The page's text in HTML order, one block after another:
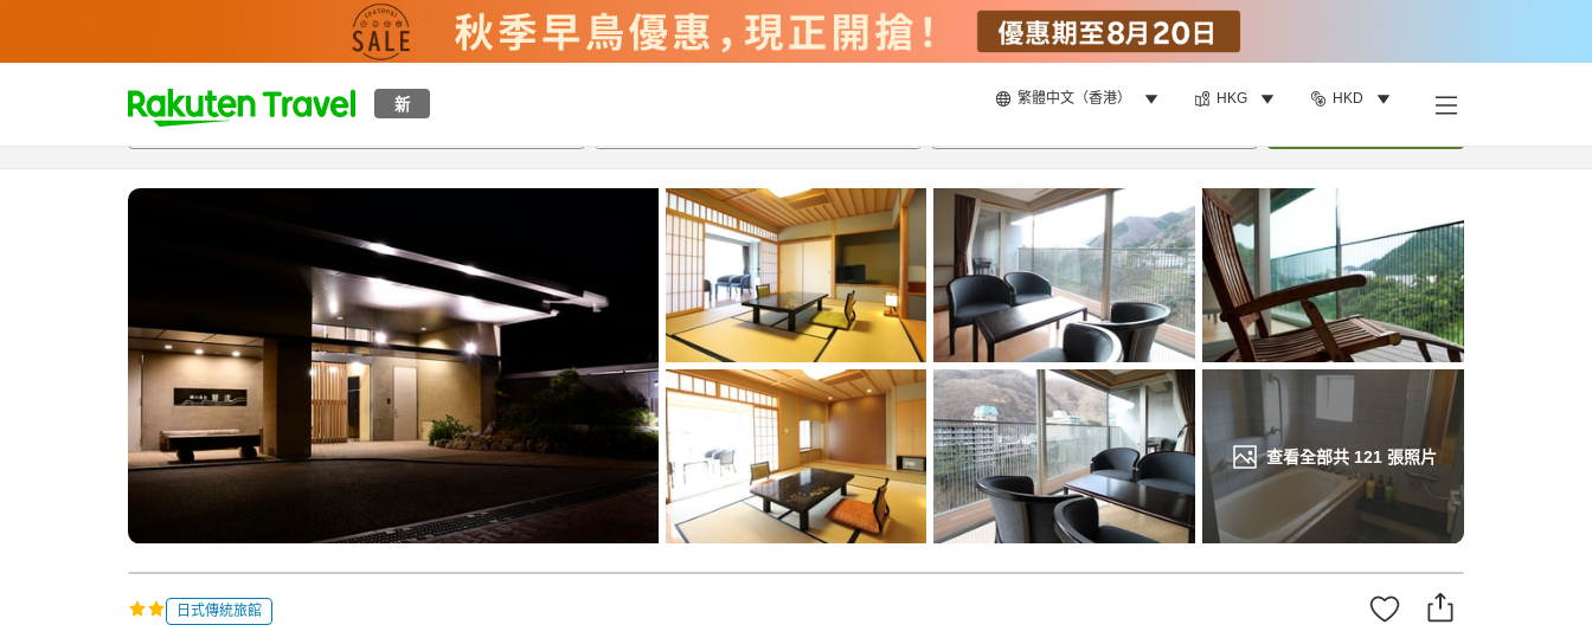
新 繁體中文（香港） HKG HKD
t
p
a
a
r
c
查看全部共 121張照片
概覽房間及住宿方案 評價設施
日式傳統旅館